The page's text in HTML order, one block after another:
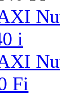
i
Fi